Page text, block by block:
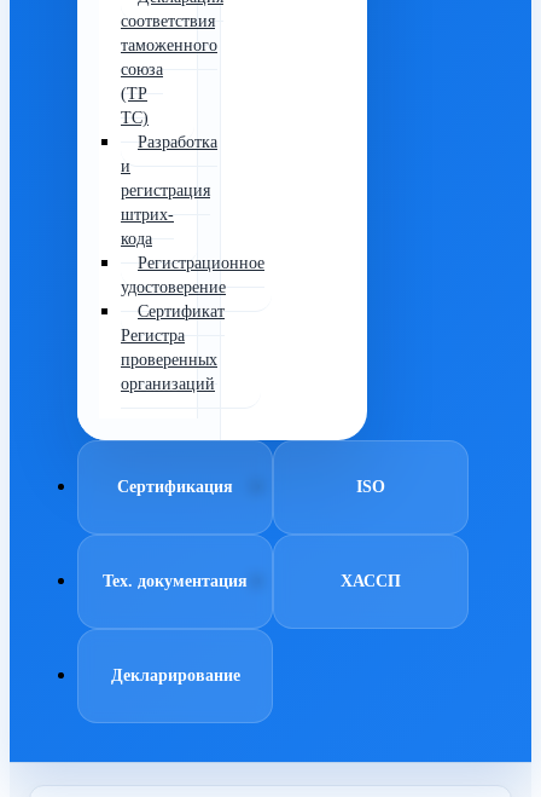
соответствия
таможенного
союза
(ТР
ТС)
Разработка
и
регистрация
штрих-
кода
Регистрационное
удостоверение
Сертификат
Регистра
проверенных
организаций
Сертификация ISO
Тех. документация ХАССП
Декларирование